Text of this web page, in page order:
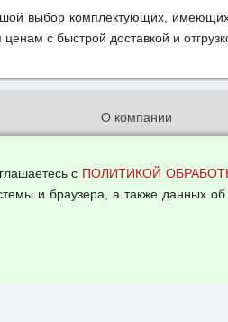
выбор комплектующих,
с быстрой доставкой и
О компании
данных
с ПОЛИТИКОЙ
и браузера, а также данных